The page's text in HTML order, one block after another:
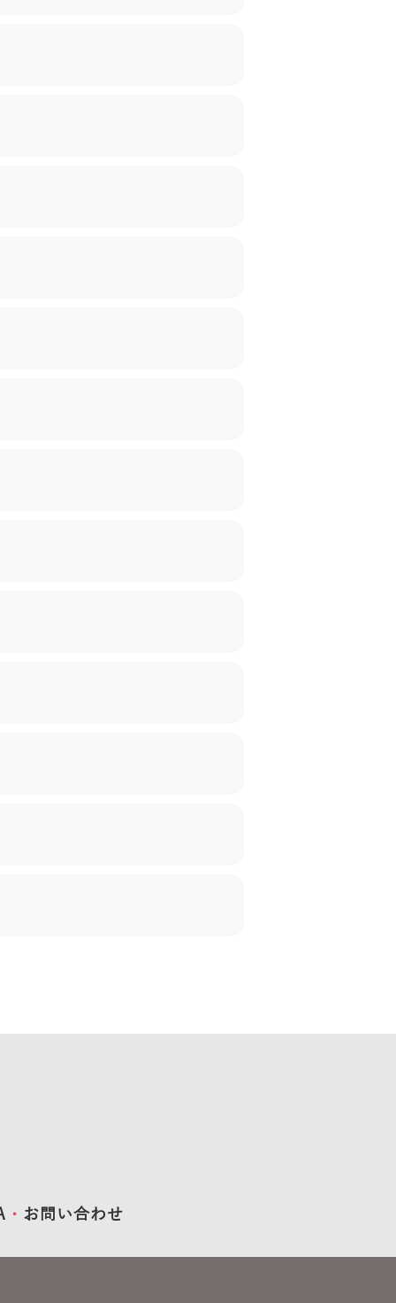
お問い合わせ